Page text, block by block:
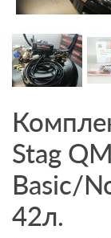
Stag
Basiс/
42л.